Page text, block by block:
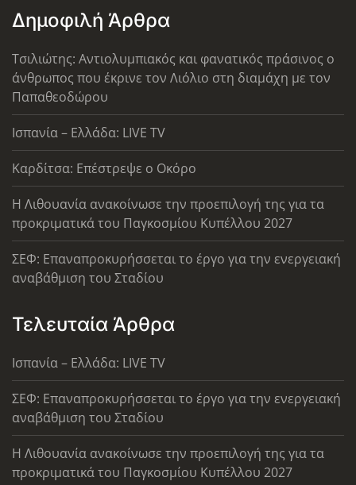
Δημοφιλή Άρθρα
Τσιλιώτης: Αντιολυμπιακός και φανατικός πράσινος ο
άνθρωπος που έκρινε τον Λιόλιο στη διαμάχη με τον
Παπαθεοδώρου
Ισπανία – Ελλάδα: LIVE TV
Καρδίτσα: Επέστρεψε ο Οκόρο
Η Λιθουανία ανακοίνωσε την προεπιλογή της για τα
προκριματικά του Παγκοσμίου Κυπέλλου 2027
ΣΕΦ: Επαναπροκυρήσσεται το έργο για την ενεργειακή
αναβάθμιση του Σταδίου
Τελευταία Άρθρα
Ισπανία – Ελλάδα: LIVE TV
ΣΕΦ: Επαναπροκυρήσσεται το έργο για την ενεργειακή
αναβάθμιση του Σταδίου
Η Λιθουανία ανακοίνωσε την προεπιλογή της για τα
προκριματικά του Παγκοσμίου Κυπέλλου 2027